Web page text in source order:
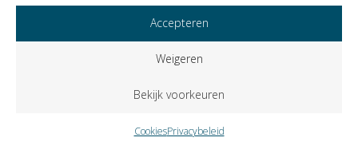
Accepteren
Weigeren
Bekijk voorkeuren
CookiesPrivacybeleid